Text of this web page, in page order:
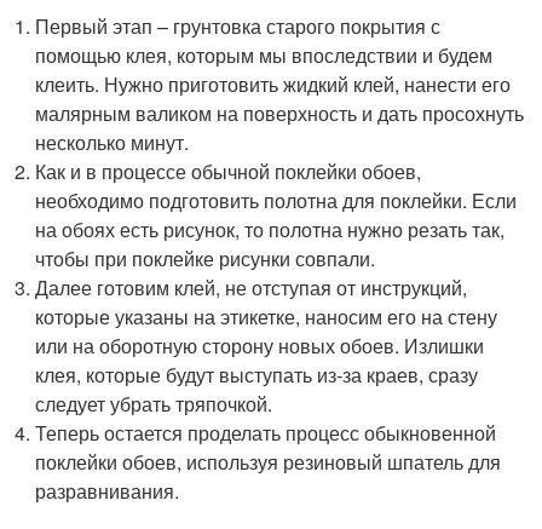
Первый этап – грунтовка старого покрытия с
помощью клея, которым мы впоследствии и будем
клеить. Нужно приготовить жидкий клей, нанести его
малярным валиком на поверхность и дать просохнуть
несколько минут.
Как и в процессе обычной поклейки обоев,
необходимо подготовить полотна для поклейки. Если
на обоях есть рисунок, то полотна нужно резать так,
чтобы при поклейке рисунки совпали.
Далее готовим клей, не отступая от инструкций,
которые указаны на этикетке, наносим его на стену
или на оборотную сторону новых обоев. Излишки
клея, которые будут выступать из-за краев, сразу
следует убрать тряпочкой.
Теперь остается проделать процесс обыкновенной
поклейки обоев, используя резиновый шпатель для
разравнивания.